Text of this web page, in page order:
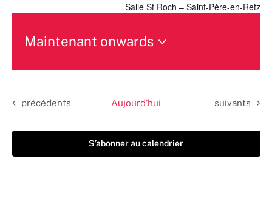
Salle St Roch – Saint-Père-en-Retz
Maintenant onwards
une
date.
Évènements
précédents Aujourd’hui Évènements
suivants
S’abonner au calendrier